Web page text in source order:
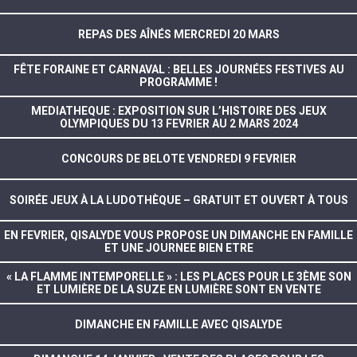
REPAS DES AÎNÉS MERCREDI 20 MARS
FÊTE FORAINE ET CARNAVAL : BELLES JOURNÉES FESTIVES AU
PROGRAMME !
MEDIATHEQUE : EXPOSITION SUR L’HISTOIRE DES JEUX
OLYMPIQUES DU 13 FEVRIER AU 2 MARS 2024
CONCOURS DE BELOTE VENDREDI 9 FEVRIER
SOIRÉE JEUX À LA LUDOTHÈQUE – GRATUIT ET OUVERT À TOUS
EN FEVRIER, QISALYDE VOUS PROPOSE UN DIMANCHE EN FAMILLE
ET UNE JOURNEE BIEN ETRE
« LA FLAMME INTEMPORELLE » : LES PLACES POUR LE 3ÈME SON
ET LUMIÈRE DE LA SUZE EN LUMIÈRE SONT EN VENTE
DIMANCHE EN FAMILLE AVEC QISALYDE